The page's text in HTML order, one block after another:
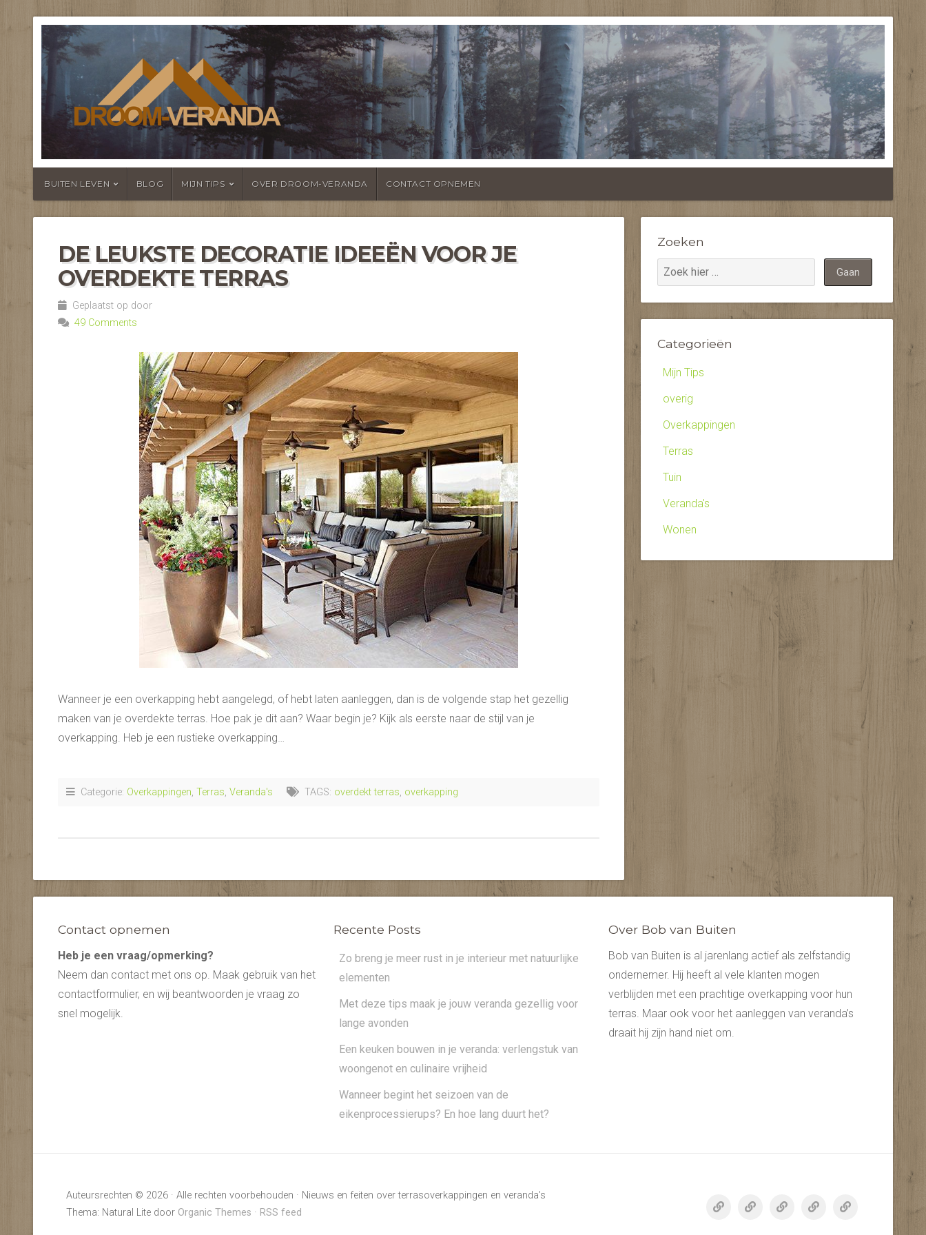
NIEUWS EN FEITEN OVER
TERRASOVERKAPPINGEN EN VERANDA'S
BUITEN LEVEN BLOG MIJN TIPS OVER DROOM-VERANDA CONTACT OPNEMEN
DE LEUKSTE DECORATIE IDEEËN VOOR JE
OVERDEKTE TERRAS
Geplaatst op door
49 Comments
Wanneer je een overkapping hebt aangelegd, of hebt laten aanleggen, dan is de volgende stap het gezellig
maken van je overdekte terras. Hoe pak je dit aan? Waar begin je? Kijk als eerste naar de stijl van je
overkapping. Heb je een rustieke overkapping…
Categorie: Overkappingen, Terras, Veranda's TAGS: overdekt terras, overkapping
Zoeken
Categorieën
Mijn Tips
overig
Overkappingen
Terras
Tuin
Veranda's
Wonen
Contact opnemen
Heb je een vraag/opmerking?
Neem dan contact met ons op. Maak gebruik van het
contactformulier, en wij beantwoorden je vraag zo
snel mogelijk.
Recente Posts
Zo breng je meer rust in je interieur met natuurlijke
elementen
Met deze tips maak je jouw veranda gezellig voor
lange avonden
Een keuken bouwen in je veranda: verlengstuk van
woongenot en culinaire vrijheid
Wanneer begint het seizoen van de
eikenprocessierups? En hoe lang duurt het?
Over Bob van Buiten
Bob van Buiten is al jarenlang actief als zelfstandig
ondernemer. Hij heeft al vele klanten mogen
verblijden met een prachtige overkapping voor hun
terras. Maar ook voor het aanleggen van veranda’s
draait hij zijn hand niet om.
Auteursrechten © 2026 · Alle rechten voorbehouden · Nieuws en feiten over terrasoverkappingen en veranda's
Thema: Natural Lite door Organic Themes · RSS feed